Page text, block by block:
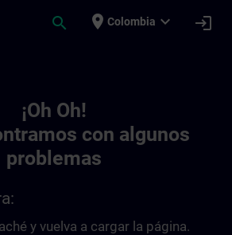
search place Colombia expand_more login
¡Oh Oh!
con algunos
problemas
y vuelva a cargar la página.